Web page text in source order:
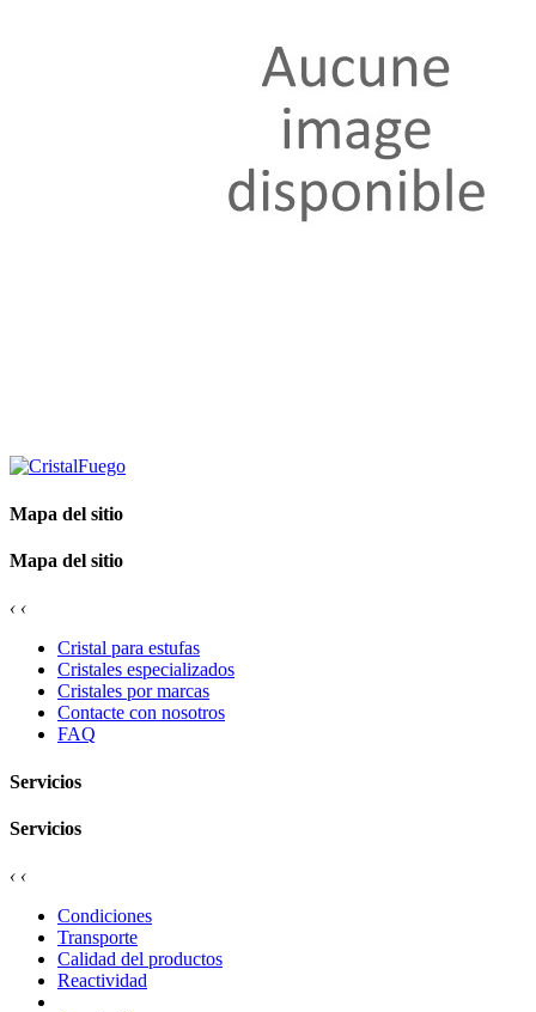
Mapa del sitio
Mapa del sitio
‹ ‹
Cristal para estufas
Cristales especializados
Cristales por marcas
Contacte con nosotros
FAQ
Servicios
Servicios
‹ ‹
Condiciones
Transporte
Calidad del productos
Reactividad